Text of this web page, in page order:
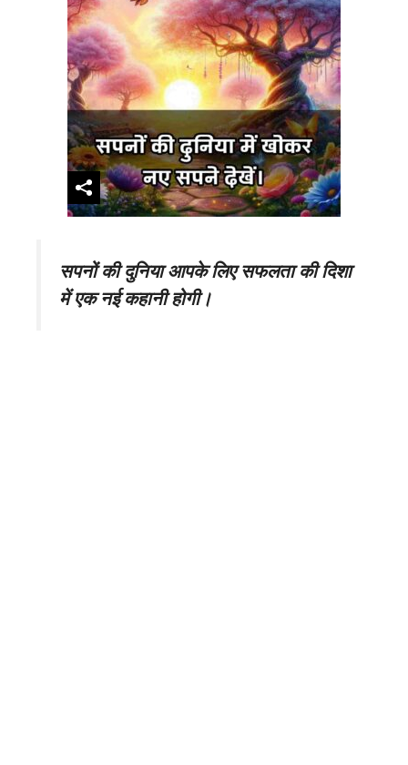
सपनों की दुनिया आपके लिए सफलता की दिशा
में एक नई कहानी होगी।